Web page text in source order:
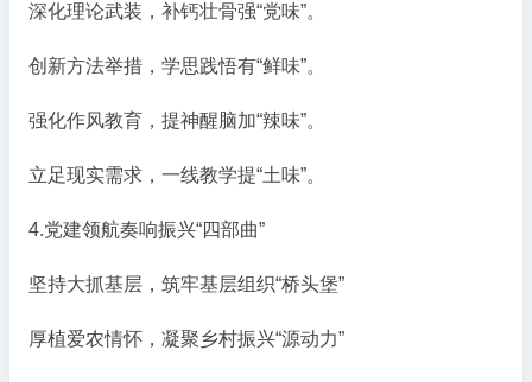
深化理论武装，补钙壮骨强“党味”。
创新方法举措，学思践悟有“鲜味”。
强化作风教育，提神醒脑加“辣味”。
立足现实需求，一线教学提“土味”。
4.党建领航奏响振兴“四部曲”
坚持大抓基层，筑牢基层组织“桥头堡”
厚植爱农情怀，凝聚乡村振兴“源动力”